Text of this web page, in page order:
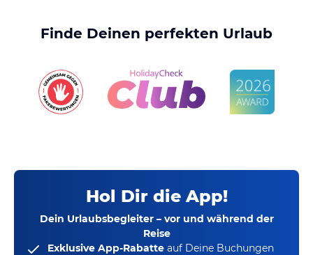
Finde Deinen perfekten Urlaub
Hol Dir die App!
Dein Urlaubsbegleiter – vor und während der
Reise
Exklusive App-Rabatte auf Deine Buchungen